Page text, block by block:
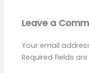
Leave a
Your email
Required fields